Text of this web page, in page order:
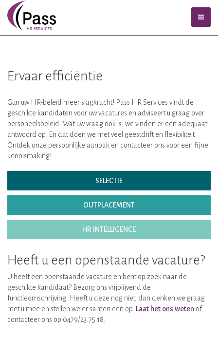
Ervaar efficiëntie
Gun uw HR-beleid meer slagkracht! Pass HR Services vindt de
geschikte kandidaten voor uw vacatures en adviseert u graag over
personeelsbeleid. Wat uw vraag ook is, we vinden er een adequaat
antwoord op. En dat doen we met veel geestdrift en flexibiliteit.
Ontdek onze persoonlijke aanpak en contacteer ons voor een fijne
kennismaking!
SELECTIE
OUTPLACEMENT
HR INTELLIGENCE
Heeft u een openstaande vacature?
U heeft een openstaande vacature en bent op zoek naar de
geschikte kandidaat? Bezorg ons vrijblijvend de
functieomschrijving. Heeft u deze nog niet, dan denken we graag
met u mee en stellen we er samen een op. Laat het ons weten of
contacteer ons op 0479/23.75.18.